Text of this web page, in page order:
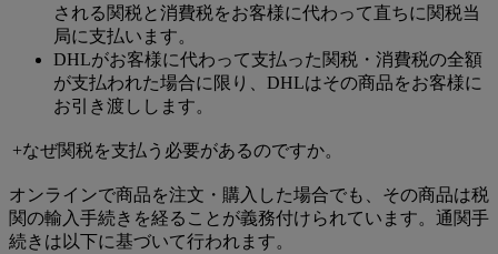
される関税と消費税をお客様に代わって直ちに関税当
局に支払います。
DHLがお客様に代わって支払った関税・消費税の全額
が支払われた場合に限り、DHLはその商品をお客様に
お引き渡しします。
+なぜ関税を支払う必要があるのですか。
オンラインで商品を注文・購入した場合でも、その商品は税
関の輸入手続きを経ることが義務付けられています。通関手
続きは以下に基づいて行われます。